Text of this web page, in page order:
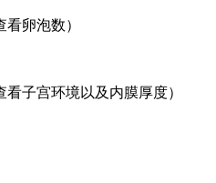
卵泡数）
子宫环境以及内膜厚度）